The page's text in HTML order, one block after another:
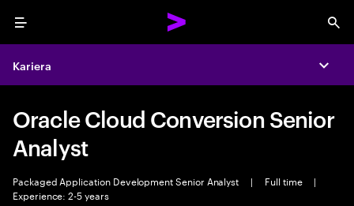
Menu
Kariera
Oracle Cloud Conversion Senior
Analyst
Packaged Application Development Senior Analyst | Full time
|
Experience: 2-5 years